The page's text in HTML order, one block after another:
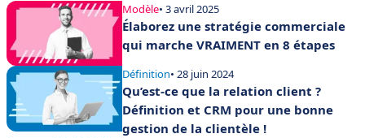
Modèle• 3 avril 2025
Élaborez une stratégie commerciale
qui marche VRAIMENT en 8 étapes
Définition• 28 juin 2024
Qu’est-ce que la relation client ?
Définition et CRM pour une bonne
gestion de la clientèle !